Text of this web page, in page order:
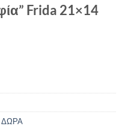
Frida 21×14
ΔΩΡΑ